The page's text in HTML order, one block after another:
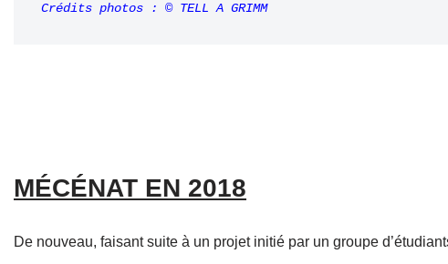
MÉCÉNAT EN 2018
De nouveau, faisant suite à un projet initié par un groupe